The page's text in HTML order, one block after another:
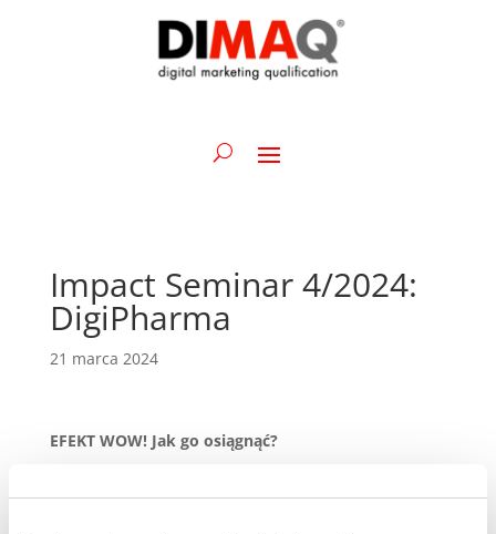
Impact Seminar 4/2024:
DigiPharma
21 marca 2024
EFEKT WOW! Jak go osiągnąć?